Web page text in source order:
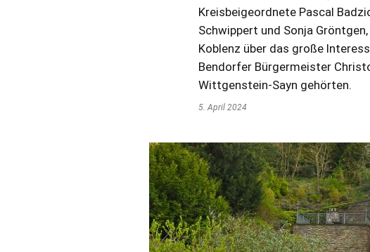
Kreisbeigeordnete Pascal
Schwippert und Sonja
Koblenz über das große
Bendorfer Bürgermeister
Wittgenstein-Sayn gehörten.
5. April 2024